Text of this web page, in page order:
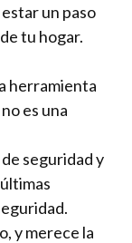
un paso
tu⁢ hogar.
herramienta
‌es‍ una
seguridad y
⁤y ⁣merece la​